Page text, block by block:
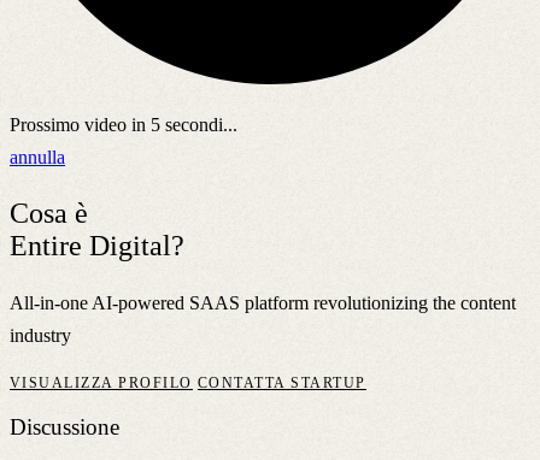
Prossimo video in 5 secondi...
annulla
Cosa è
Entire Digital?
All-in-one AI-powered SAAS platform revolutionizing the content
industry
VISUALIZZA PROFILO CONTATTA STARTUP
Discussione